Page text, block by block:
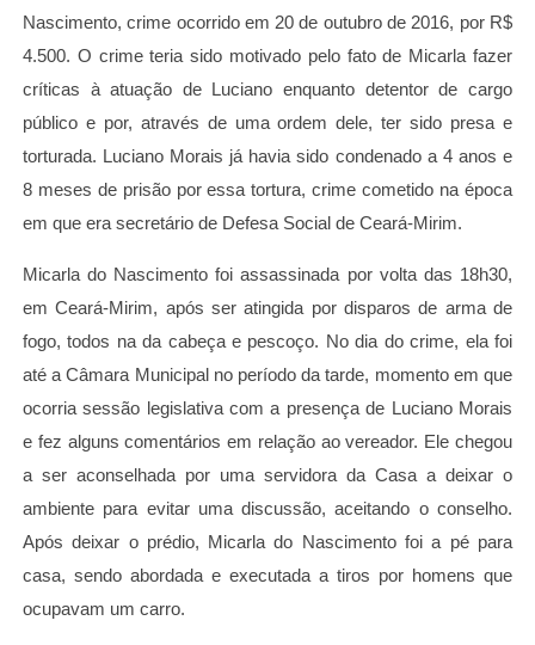
Nascimento, crime ocorrido em 20 de outubro de 2016, por R$
4.500. O crime teria sido motivado pelo fato de Micarla fazer
críticas à atuação de Luciano enquanto detentor de cargo
público e por, através de uma ordem dele, ter sido presa e
torturada. Luciano Morais já havia sido condenado a 4 anos e
8 meses de prisão por essa tortura, crime cometido na época
em que era secretário de Defesa Social de Ceará-Mirim.
Micarla do Nascimento foi assassinada por volta das 18h30,
em Ceará-Mirim, após ser atingida por disparos de arma de
fogo, todos na da cabeça e pescoço. No dia do crime, ela foi
até a Câmara Municipal no período da tarde, momento em que
ocorria sessão legislativa com a presença de Luciano Morais
e fez alguns comentários em relação ao vereador. Ele chegou
a ser aconselhada por uma servidora da Casa a deixar o
ambiente para evitar uma discussão, aceitando o conselho.
Após deixar o prédio, Micarla do Nascimento foi a pé para
casa, sendo abordada e executada a tiros por homens que
ocupavam um carro.